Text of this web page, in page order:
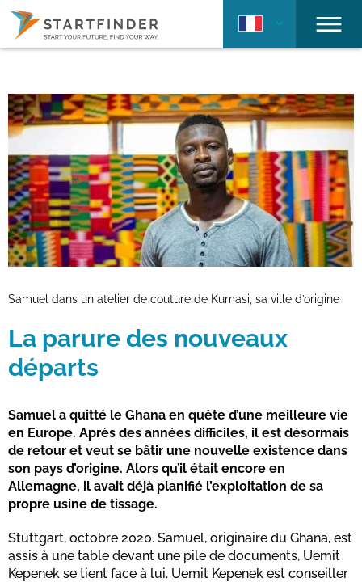
Samuel dans un atelier de couture de Kumasi, sa ville d’origine
La parure des nouveaux
départs
Samuel a quitté le Ghana en quête d’une meilleure vie
en Europe. Après des années difficiles, il est désormais
de retour et veut se bâtir une nouvelle existence dans
son pays d’origine. Alors qu’il était encore en
Allemagne, il avait déjà planifié l’exploitation de sa
propre usine de tissage.
Stuttgart, octobre 2020. Samuel, originaire du Ghana, est
assis à une table devant une pile de documents, Uemit
Kepenek se tient face à lui. Uemit Kepenek est conseiller